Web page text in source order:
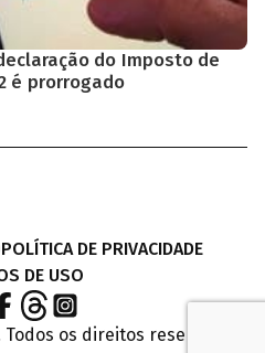
páginas você já viu em nosso
para você. Ao continuar
esse uso. Por favor, leia nossa
de Uso
do Imposto de
é prorrogado
POLÍTICA DE PRIVACIDADE
DE USO
os direitos reservados.